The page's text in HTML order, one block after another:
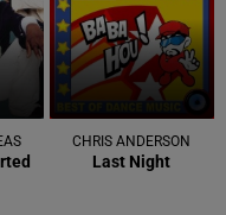
CHRIS ANDERSON
Last Night